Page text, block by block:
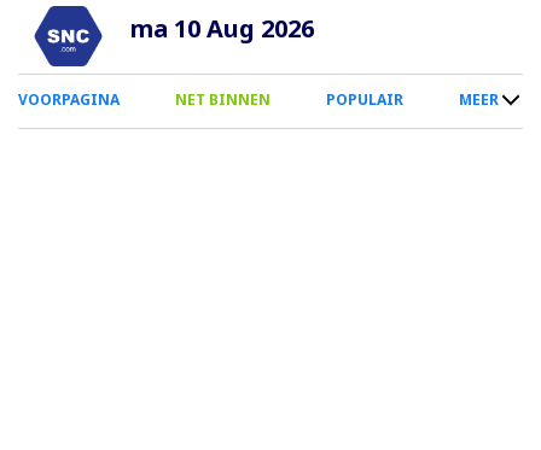
Overslaan
naar
inhoud
ma 10 Aug 2026
0
Smartphone
VOORPAGINA NET BINNEN POPULAIR MEER